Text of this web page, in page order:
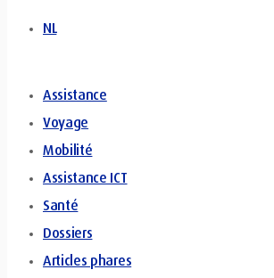
NL
Assistance
Voyage
Mobilité
Assistance ICT
Santé
Dossiers
Articles phares